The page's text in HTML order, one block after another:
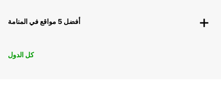
أفضل 5 مواقع في المنامة
كل الدول